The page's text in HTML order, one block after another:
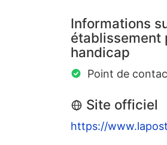
Informations
établissement
handicap
Point de
Site officiel
https://